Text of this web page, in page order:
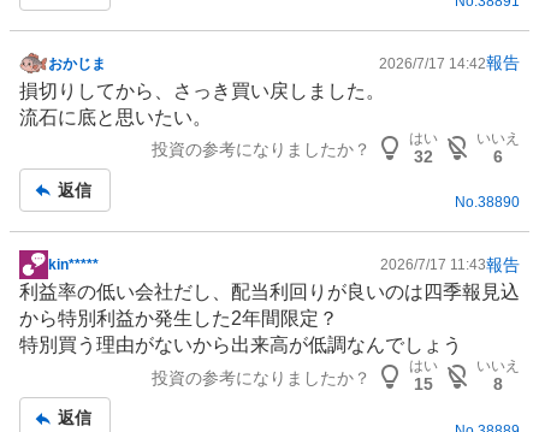
掲
示
板
おかじま 2026/7/17 14:42報告
損切りしてから、さっき買い戻しました。
流石に底と思いたい。
投資の参考になりましたか？
はい
32
いいえ
6
返信
No.38890
掲
示
板
記
kin***** 2026/7/17 11:43報告
利益率の低い会社だし、配当利回りが良いのは四季報見込
から特別利益か発生した2年間限定？
特別買う理由がないから出来高が低調なんでしょう
投資の参考になりましたか？
はい
15
いいえ
8
返信